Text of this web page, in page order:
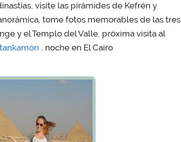
visite las pirámides de Kefrén y
tome fotos memorables de las tres
y el Templo del Valle, próxima visita al
, noche en El Cairo